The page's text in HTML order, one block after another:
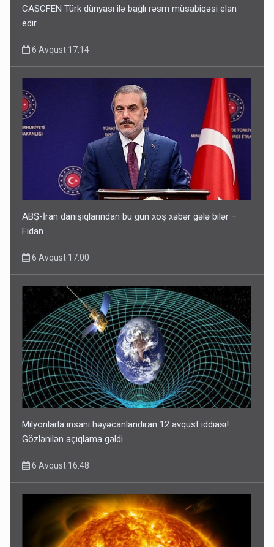
CASCFEN Türk dünyası ilə bağlı rəsm müsabiqəsi elan
edir
6 Avqust 17:14
ABŞ-İran danışıqlarından bu gün xoş xəbər gələ bilər –
Fidan
6 Avqust 17:00
Milyonlarla insanı həyəcanlandıran 12 avqust iddiası!
Gözlənilən açıqlama gəldi
6 Avqust 16:48